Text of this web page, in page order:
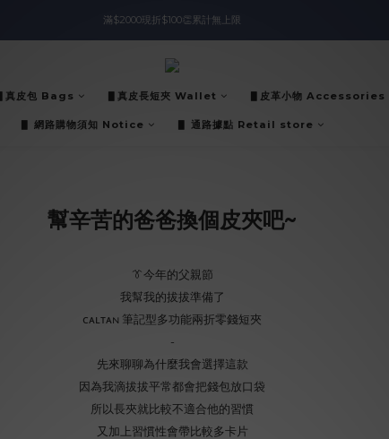
入會即領$888購物金🙌
滿$2000現折$100👏累計無上限
入會即領$888購物金🙌
▋真皮包 Bags ▋真皮長短夾 Wallet ▋皮革小物 Accessories
▋ 網路購物須知 Notice ▋ 通路據點 Retail store
幫辛苦的爸爸換個皮夾吧~
👔今年的父親節
我幫我的拔拔準備了
ᴄᴀʟᴛᴀɴ 筆記型多功能兩折零錢短夾
-
先來聊聊為什麼我會選擇這款
因為我滴拔拔平常都會把錢包放口袋
所以長夾就比較不適合他的習慣
又加上習慣性會帶比較多卡片